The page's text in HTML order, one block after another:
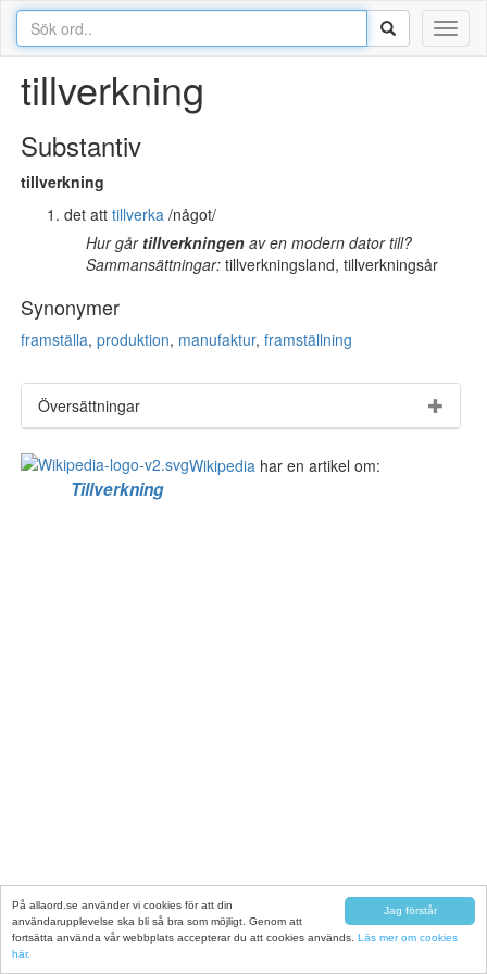
Jag förstår
På allaord.se använder vi cookies för att din
användarupplevelse ska bli så bra som möjligt. Genom att
fortsätta använda vår webbplats accepterar du att cookies används. Läs mer om cookies
här.
tillverkning
Substantiv
tillverkning
det att tillverka /något/
Hur går tillverkningen av en modern dator till?
Sammansättningar: tillverkningsland, tillverkningsår
Synonymer
framställa, produktion, manufaktur, framställning
Översättningar
Wikipedia har en artikel om:
Tillverkning